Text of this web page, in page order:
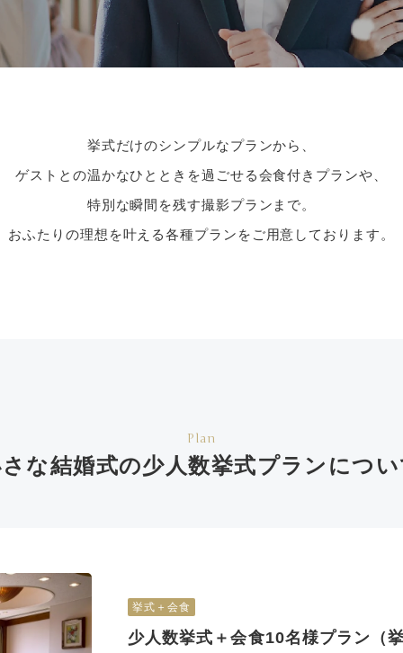
挙式だけのシンプルなプランから、
ゲストとの温かなひとときを過ごせる会食付きプランや、
特別な瞬間を残す撮影プランまで。
おふたりの理想を叶える各種プランをご用意しております。
Plan
な結婚式の少人数挙式プランにつ
挙式＋会食
少人数挙式＋会食10名様プラン（